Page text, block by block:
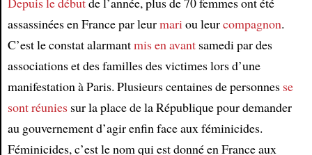
Article
assassinées en France par leurmariou leurcompagnon.
C’est le constat alarmantmis en avantsamedi par des
associations et des familles des victimes lors d’une
manifestation à Paris. Plusieurs centaines de personnes se
sont réuniessur la place de la République pour demander
au gouvernement d’agir enfin face aux féminicides.
Féminicides, c’est le nom qui est donné en France aux